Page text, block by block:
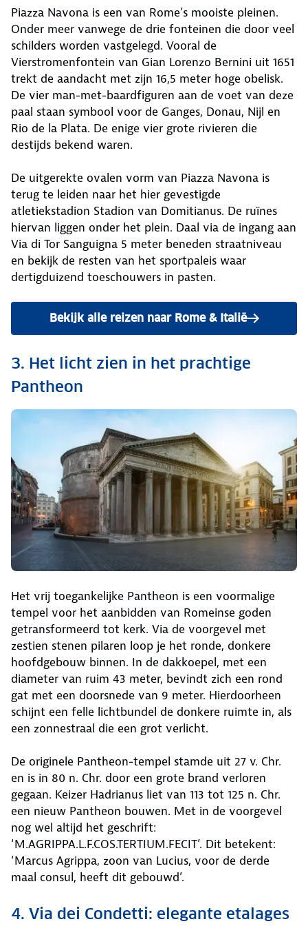
Piazza Navona is een van Rome’s mooiste pleinen.
Onder meer vanwege de drie fonteinen die door veel
schilders worden vastgelegd. Vooral de
Vierstromenfontein van Gian Lorenzo Bernini uit 1651
trekt de aandacht met zijn 16,5 meter hoge obelisk.
De vier man-met-baardfiguren aan de voet van deze
paal staan symbool voor de Ganges, Donau, Nijl en
Rio de la Plata. De enige vier grote rivieren die
destijds bekend waren.
De uitgerekte ovalen vorm van Piazza Navona is
terug te leiden naar het hier gevestigde
atletiekstadion Stadion van Domitianus. De ruïnes
hiervan liggen onder het plein. Daal via de ingang aan
Via di Tor Sanguigna 5 meter beneden straatniveau
en bekijk de resten van het sportpaleis waar
dertigduizend toeschouwers in pasten.
Bekijk alle reizen naar Rome & Italië
3. Het licht zien in het prachtige
Pantheon
Het vrij toegankelijke Pantheon is een voormalige
tempel voor het aanbidden van Romeinse goden
getransformeerd tot kerk. Via de voorgevel met
zestien stenen pilaren loop je het ronde, donkere
hoofdgebouw binnen. In de dakkoepel, met een
diameter van ruim 43 meter, bevindt zich een rond
gat met een doorsnede van 9 meter. Hierdoorheen
schijnt een felle lichtbundel de donkere ruimte in, als
een zonnestraal die een grot verlicht.
De originele Pantheon-tempel stamde uit 27 v. Chr.
en is in 80 n. Chr. door een grote brand verloren
gegaan. Keizer Hadrianus liet van 113 tot 125 n. Chr.
een nieuw Pantheon bouwen. Met in de voorgevel
nog wel altijd het geschrift:
‘M.AGRIPPA.L.F.COS.TERTIUM.FECIT’. Dit betekent:
‘Marcus Agrippa, zoon van Lucius, voor de derde
maal consul, heeft dit gebouwd’.
4. Via dei Condetti: elegante etalages